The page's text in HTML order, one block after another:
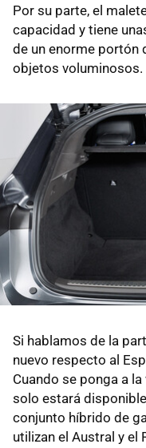
Por su parte, el
capacidad y tiene
de un enorme portón
objetos voluminosos.
Si hablamos de la
nuevo respecto al
Cuando se ponga a la
solo estará
conjunto híbrido de
utilizan el Austral y el